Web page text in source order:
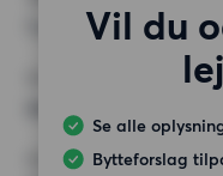
Vil du
Se alle
Bytteforslag
1 værelse
MIN. ANTAL KVADRATMETER
MAX HUSLEJE